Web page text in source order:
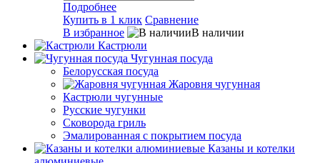
Подробнее
Купить в 1 клик Сравнение
В избранное
В наличии
Кастрюли
Чугунная посуда
Белорусская посуда
Жаровня чугунная
Кастрюли чугунные
Русские чугунки
Сковорода гриль
Эмалированная с покрытием посуда
Казаны и котелки